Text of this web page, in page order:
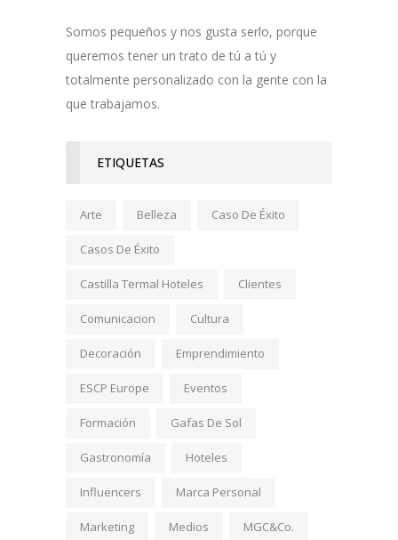
Somos pequeños y nos gusta serlo, porque
queremos tener un trato de tú a tú y
totalmente personalizado con la gente con la
que trabajamos.
ETIQUETAS
Arte Belleza Caso De Éxito
Casos De Éxito
Castilla Termal Hoteles Clientes
Comunicacion Cultura
Decoración Emprendimiento
ESCP Europe Eventos
Formación Gafas De Sol
Gastronomía Hoteles
Influencers Marca Personal
Marketing Medios MGC&Co.